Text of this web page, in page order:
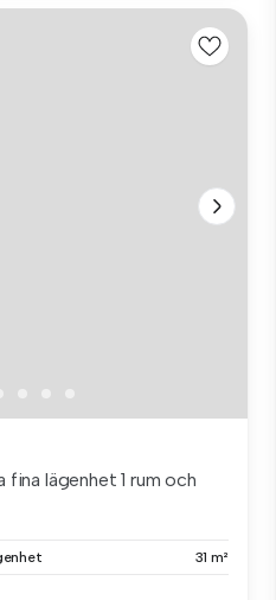
fina lägenhet 1 rum och
31 m²